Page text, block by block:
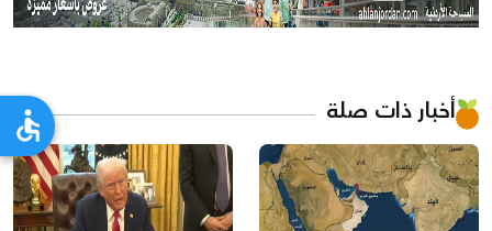
أخبار ذات صلة